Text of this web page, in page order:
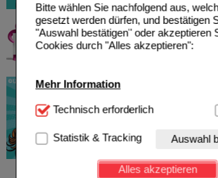
Bitte wählen Sie nachfolgend aus,
gesetzt werden dürfen, und bestätigen
"Auswahl bestätigen" oder akzeptieren
Cookies durch "Alles akzeptieren":
Mehr Information
Technisch Notwendig:Hierbei
Website notwendig sind (z.B.
Kundenkonto), weshalb auf diese nicht
werden kann.
Technisch erforderlich
Statistik & Tracking Auswahl
Alles akzeptieren
Bestellung